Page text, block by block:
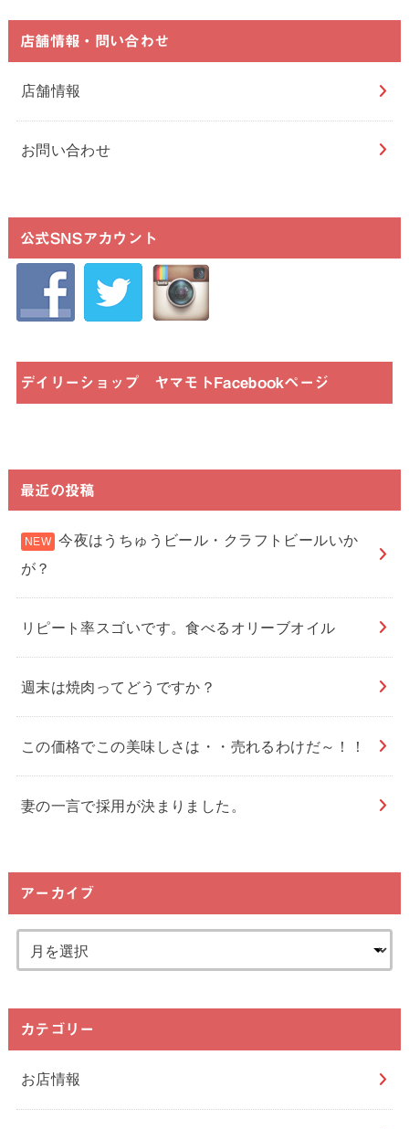
店舗情報・問い合わせ
店舗情報
お問い合わせ
公式SNSアカウント
デイリーショップ ヤマモトFacebookページ
最近の投稿
今夜はうちゅうビール・クラフトビールいか
が？
リピート率スゴいです。食べるオリーブオイル
週末は焼肉ってどうですか？
この価格でこの美味しさは・・売れるわけだ～！！
妻の一言で採用が決まりました。
アーカイブ
カテゴリー
お店情報